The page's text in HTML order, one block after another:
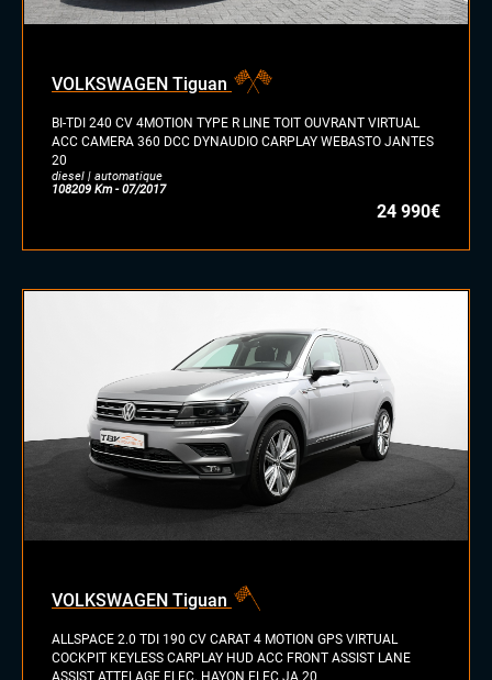
VOLKSWAGEN Tiguan
BI-TDI 240 CV 4MOTION TYPE R LINE TOIT OUVRANT VIRTUAL
ACC CAMERA 360 DCC DYNAUDIO CARPLAY WEBASTO JANTES
20
diesel | automatique
108209 Km - 07/2017
24 990€
VOLKSWAGEN Tiguan
ALLSPACE 2.0 TDI 190 CV CARAT 4 MOTION GPS VIRTUAL
COCKPIT KEYLESS CARPLAY HUD ACC FRONT ASSIST LANE
ASSIST ATTELAGE ELEC. HAYON ELEC JA 20